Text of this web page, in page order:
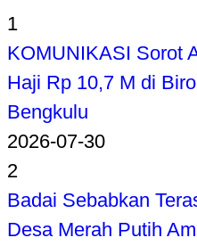
1
KOMUNIKASI Sorot
Haji Rp 10,7 M di
Bengkulu
2026-07-30
2
Badai Sebabkan
Desa Merah Putih